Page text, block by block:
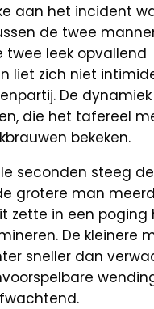
aan het incident
de twee
twee leek opvallend
liet zich niet
De
die het tafereel
bekeken.
seconden steeg
grotere man
zette in een poging
De kleinere
sneller dan